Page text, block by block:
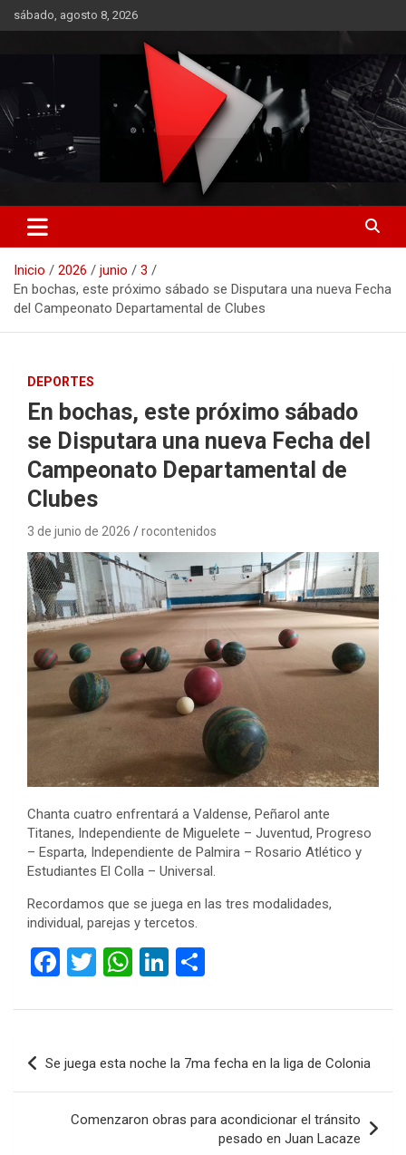
Saltar
al
sábado, agosto 8, 2026
RO CONTENIDOS
Inicio 2026 junio
3
En bochas, este próximo sábado se Disputara una nueva Fecha
del Campeonato Departamental de Clubes
DEPORTES
En bochas, este próximo sábado
se Disputara una nueva Fecha del
Campeonato Departamental de
Clubes
3 de junio de 2026 rocontenidos
Chanta cuatro enfrentará a Valdense, Peñarol ante
Titanes, Independiente de Miguelete – Juventud, Progreso
– Esparta, Independiente de Palmira – Rosario Atlético y
Estudiantes El Colla – Universal.
Recordamos que se juega en las tres modalidades,
individual, parejas y tercetos.
F
ce
b
o
o
k
T
tt
W
at
A
p
Li
ke
dI
n
m
p
ar
Navegación
de
entradas
Se juega esta noche la 7ma fecha en la liga de Colonia
Comenzaron obras para acondicionar el tránsito
pesado en Juan Lacaze